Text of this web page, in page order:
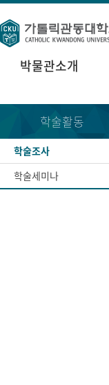
박물관소개
학술활동
학술조사
학술세미나